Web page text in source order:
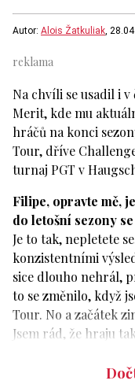
Autor: Alois Žatkuliak ,
Na chvíli se usadil i
Merit, kde mu
hráčů na konci
Tour, dříve
turnaj PGT v
Filipe, opravte mě,
do letošní sezony
Je to tak, nepletete
konzistentními
sice dlouho nehrál,
to se změnilo, když
Tour. No a začátek
Jsem rád, že hraju